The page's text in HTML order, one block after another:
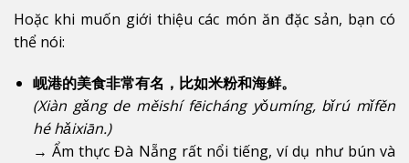
Hoặc khi muốn giới thiệu các món ăn đặc sản, bạn có
thể nói:
岘港的美食非常有名，比如米粉和海鲜。
(Xiàn gǎng de měishí fēicháng yǒumíng, bǐrú mǐfěn
hé hǎixiān.)
→ Ẩm thực Đà Nẵng rất nổi tiếng, ví dụ như bún và